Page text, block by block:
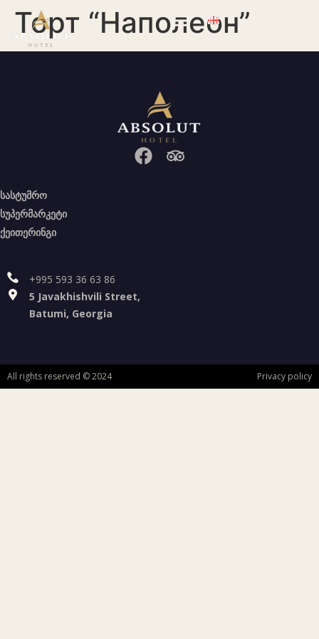
Торт “Наполеон”
სასტუმრო
სუპერმარკეტი
ქეითერინგი
+995 593 36 63 86
5 Javakhishvili Street,
Batumi, Georgia
All rights reserved © 2024 Privacy policy